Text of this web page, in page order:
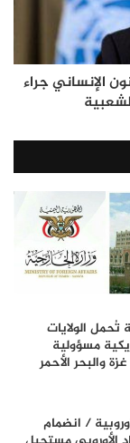
الإنساني جراء
تُحمل الولايات
مسؤولية
والبحر الأحمر
/ انضمام